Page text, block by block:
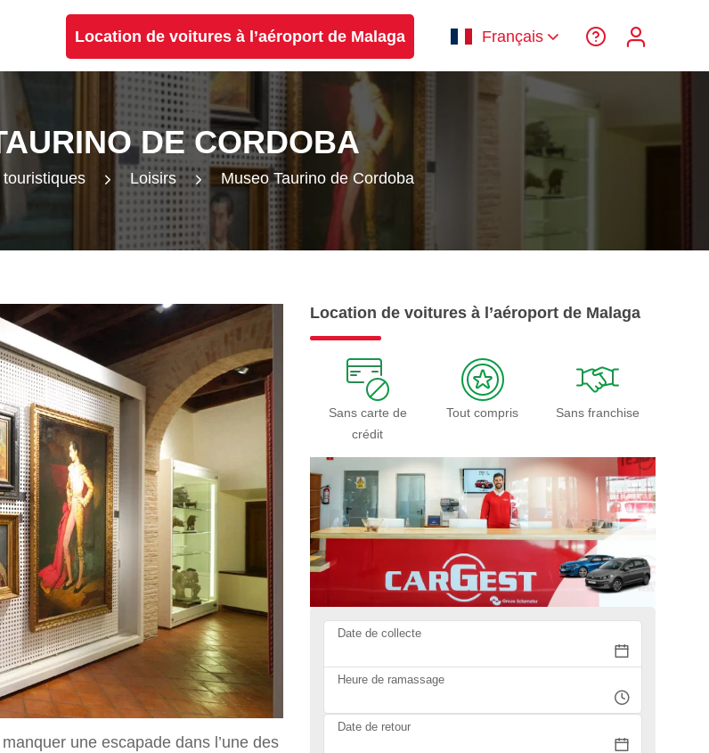
Location de voitures à l’aéroport de Malaga Français
DE CORDOBA
Loisirs Museo Taurino de Cordoba
une escapade dans l’une des
Location de voitures à l’aéroport de Malaga
Sans carte de
crédit
Tout compris Sans franchise
Date de collecte
Heure de ramassage
Date de retour